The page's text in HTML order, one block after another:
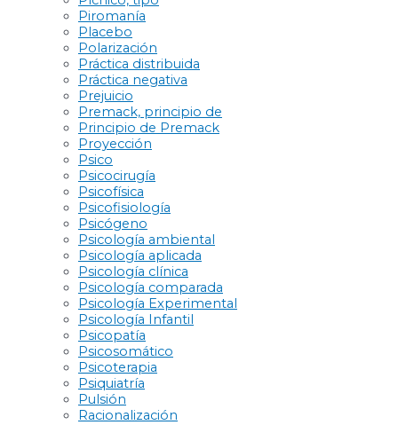
Piromanía
Placebo
Polarización
Práctica distribuida
Práctica negativa
Prejuicio
Premack, principio de
Principio de Premack
Proyección
Psico
Psicocirugía
Psicofísica
Psicofisiología
Psicógeno
Psicología ambiental
Psicología aplicada
Psicología clínica
Psicología comparada
Psicología Experimental
Psicología Infantil
Psicopatía
Psicosomático
Psicoterapia
Psiquiatría
Pulsión
Racionalización